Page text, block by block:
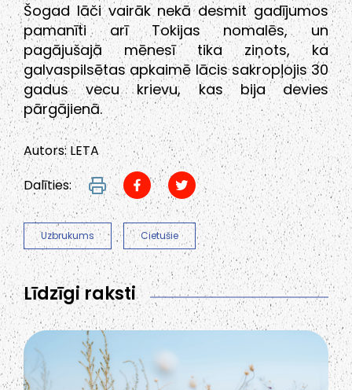
Šogad lāči vairāk nekā desmit gadījumos
pamanīti arī Tokijas nomalēs, un
pagājušajā mēnesī tika ziņots, ka
galvaspilsētas apkaimē lācis sakropļojis 30
gadus vecu krievu, kas bija devies
pārgājienā.
Autors: LETA
Dalīties:
Uzbrukums Cietušie
Līdzīgi raksti